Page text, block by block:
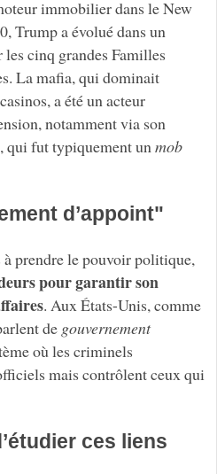
immobilier dans le New
Trump a évolué dans un
cinq grandes Familles
La mafia, qui dominait
a été un acteur
notamment via son
qui fut typiquement un mob
d’appoint"
à prendre le pouvoir politique,
pour garantir son
. Aux États-Unis, comme
de gouvernement
où les criminels
mais contrôlent ceux qui
ces liens